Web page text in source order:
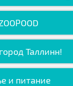
Таллинн!
и питание